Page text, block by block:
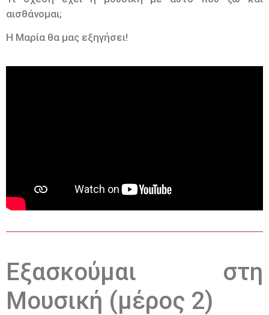
αισθάνομαι;
Η Μαρία θα μας εξηγήσει!
Εξασκούμαι στη
Μουσική (μέρος 2)